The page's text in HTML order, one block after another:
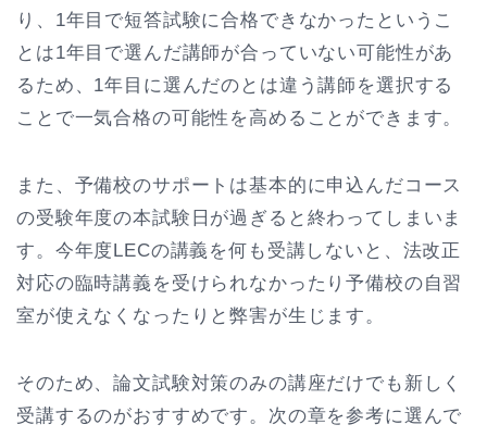
り、1年目で短答試験に合格できなかったというこ
とは1年目で選んだ講師が合っていない可能性があ
るため、1年目に選んだのとは違う講師を選択する
ことで一気合格の可能性を高めることができます。
また、予備校のサポートは基本的に申込んだコース
の受験年度の本試験日が過ぎると終わってしまいま
す。今年度LECの講義を何も受講しないと、法改正
対応の臨時講義を受けられなかったり予備校の自習
室が使えなくなったりと弊害が生じます。
そのため、論文試験対策のみの講座だけでも新しく
受講するのがおすすめです。次の章を参考に選んで